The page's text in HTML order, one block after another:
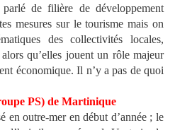
de filière de développement
mesures sur le tourisme mais on
des collectivités locales,
qu’elles jouent un rôle majeur
économique. Il n’y a pas de quoi
PS) de Martinique
en outre-mer en début d’année ; le